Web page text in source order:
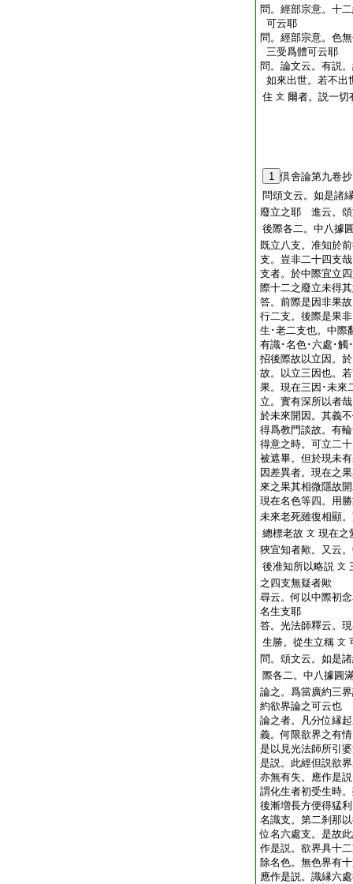
問。經部宗意。十
可云耶
問。經部宗意。色
三受爲體可云耶
問。論文云。有説
如來出世。若不出
住 文 爾者。説一切
1 倶舍論第九卷抄
問頌文云。如是諸
廢立之耶 進云。頌
後際各二。中八據
既立八支。准知於
支。豈非二十四支
支者。於中際宜立
際十二之廢立未得
答。前際是因非果
行二支。後際是果
生･老二支也。中際
有識･名色･六處･觸
招後際故以立因。
故。以立三因也。
果。現在三因･未來
立。實有深所以者
於未來開因。其義
得爲教門談故。有
得意之時。可立二
被遮畢。但於現未
因差異者。現在之
來之果其相微隱故
現在名色等四。用
未來老死雖復相顯
總標老故 文 現在之
狹宜知者歟。又云
後准知所以略説 文
之四支無疑者歟
尋云。何以中際初
名生支耶
答。光法師釋云。
生勝。從生立稱 文
問。頌文云。如是
際各二。中八據圓
論之。爲當廣約三
約欲界論之可云也
論之者。凡分位縁
義。何限欲界之有
是以見光法師所引
是説。此經但説欲
亦無有失。應作是
謂化生者初受生時
後漸増長方便得猛
名識支。第二刹那
位名六處支。是故
作是説。欲界具十
除名色。無色界有
應作是説。識縁六